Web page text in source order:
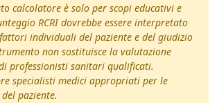
calcolatore è solo per scopi educativi e
RCRI dovrebbe essere interpretato
individuali del paziente e del giudizio
non sostituisce la valutazione
professionisti sanitari qualificati.
specialisti medici appropriati per le
paziente.